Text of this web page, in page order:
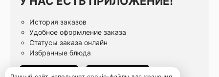
История заказов
Удобное оформление заказа
Статусы заказа онлайн
Избранные блюда